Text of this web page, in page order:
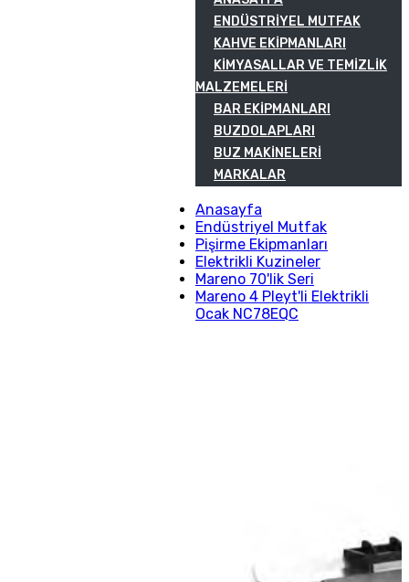
ENDÜSTRIYEL MUTFAK
KAHVE EKIPMANLARI
KIMYASALLAR VE TEMIZLIK
MALZEMELERI
BAR EKIPMANLARI
BUZDOLAPLARI
BUZ MAKINELERI
MARKALAR
Anasayfa
Endüstriyel Mutfak
Pişirme Ekipmanları
Elektrikli Kuzineler
Mareno 70'lik Seri
Mareno 4 Pleyt'li Elektrikli
Ocak NC78EQC